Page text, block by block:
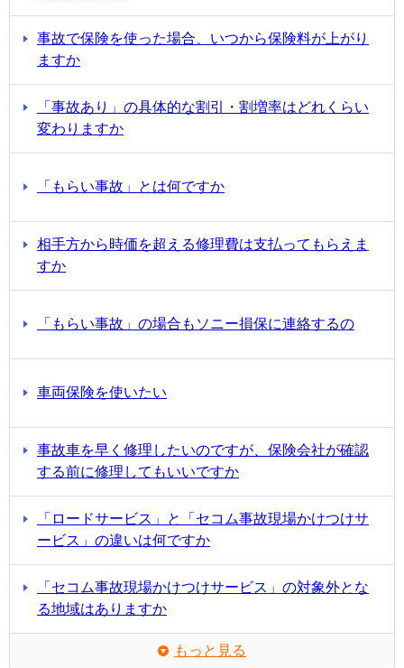
事故で保険を使った場合、いつから保険料が上がり
ますか
「事故あり」の具体的な割引・割増率はどれくらい
変わりますか
「もらい事故」とは何ですか
相手方から時価を超える修理費は支払ってもらえま
すか
「もらい事故」の場合もソニー損保に連絡するの
車両保険を使いたい
事故車を早く修理したいのですが、保険会社が確認
する前に修理してもいいですか
「ロードサービス」と「セコム事故現場かけつけサ
ービス」の違いは何ですか
「セコム事故現場かけつけサービス」の対象外とな
る地域はありますか
もっと見る